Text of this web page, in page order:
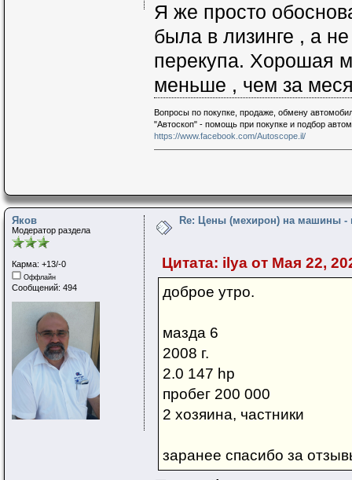
Я же просто
была в лизинге , а
перекупа. Хорошая
меньше , чем за
Вопросы по покупке, продаже, обмену
"Автоскоп" - помощь при покупке и подбор
https://www.facebook.com/Autoscope.il/
Яков
Модератор раздела
Карма: +13/-0
Оффлайн
Сообщений: 494
Re: Цены (мехирон) на машины -
Цитата: ilya от Мая 22,
доброе утро.
мазда 6
2008 г.
2.0 147 hp
пробег 200 000
2 хозяина, частники
заранее спасибо за